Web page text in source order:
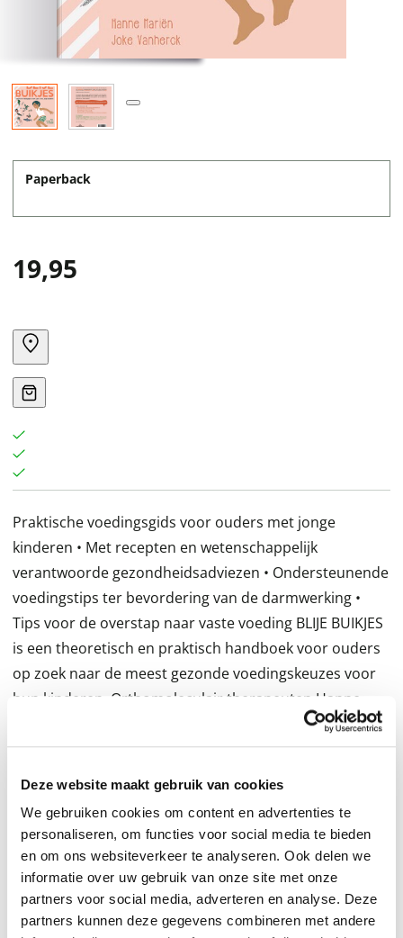
Deze website maakt gebruik van cookies
We gebruiken cookies om content en advertenties te
personaliseren, om functies voor social media te bieden
en om ons websiteverkeer te analyseren. Ook delen we
informatie over uw gebruik van onze site met onze
partners voor social media, adverteren en analyse. Deze
partners kunnen deze gegevens combineren met andere
Paperback
19,95
Praktische voedingsgids voor ouders met jonge
kinderen • Met recepten en wetenschappelijk
verantwoorde gezondheidsadviezen • Ondersteunende
voedingstips ter bevordering van de darmwerking •
Tips voor de overstap naar vaste voeding BLIJE BUIKJES
is een theoretisch en praktisch handboek voor ouders
op zoek naar de meest gezonde voedingskeuzes voor
hun kinderen. Orthomoleculair therapeuten Hanne
Mariën en Joke Vanherck bieden in dit boek hun visie op
een gezond voedingspatroon bij jonge kinderen. Met
Een gezond en gelukkig wezentje heeft een gezonde
darm! Daarom begint dit boek met een uitgebreid
hoofdstuk over de darmen en tips voor
ondersteunende voeding om de darmwerking te
bevorderen. Verdere onderwerpen die aan bod komen